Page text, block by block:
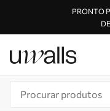
PRONTO